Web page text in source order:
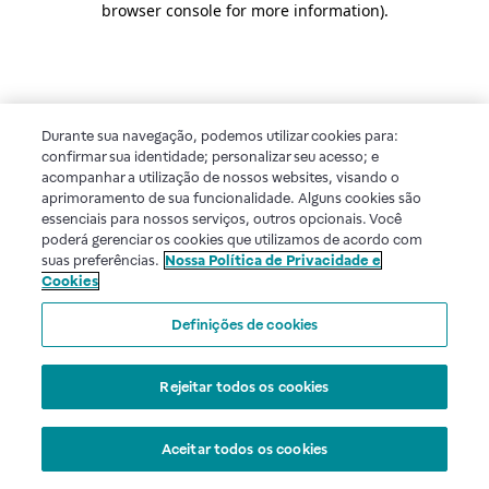
browser console for more information).
Durante sua navegação, podemos utilizar cookies para:
confirmar sua identidade; personalizar seu acesso; e
acompanhar a utilização de nossos websites, visando o
aprimoramento de sua funcionalidade. Alguns cookies são
essenciais para nossos serviços, outros opcionais. Você
poderá gerenciar os cookies que utilizamos de acordo com
suas preferências. Nossa Política de Privacidade e
Cookies
Definições de cookies
Rejeitar todos os cookies
Aceitar todos os cookies